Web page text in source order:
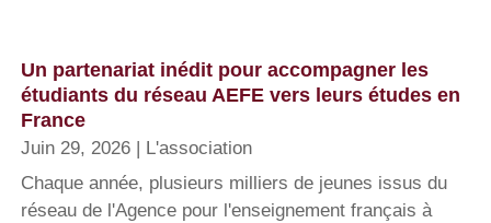
Un partenariat inédit pour accompagner les
étudiants du réseau AEFE vers leurs études en
France
Juin 29, 2026
L'association
Chaque année, plusieurs milliers de jeunes issus du
réseau de l'Agence pour l'enseignement français à